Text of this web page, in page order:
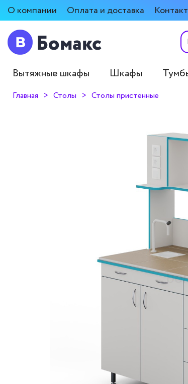
О компании Оплата и доставка
Вытяжные шкафы Шкафы
Главная Столы Столы пристенные